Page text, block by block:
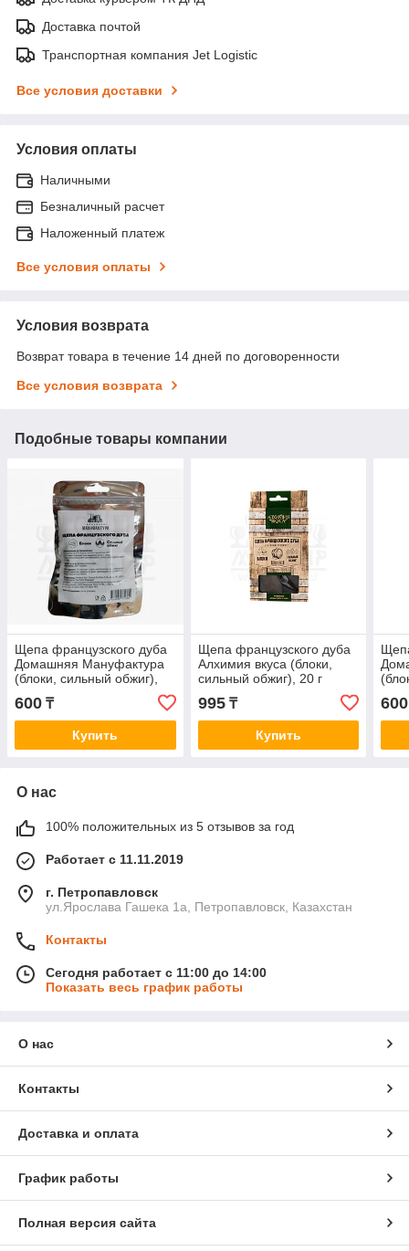
Доставка почтой
Транспортная компания Jet Logistic
Все условия доставки
Условия оплаты
Наличными
Безналичный расчет
Наложенный платеж
Все условия оплаты
Условия возврата
Возврат товара в течение 14 дней по договоренности
Все условия возврата
Подобные товары компании
Щепа французского дуба
Домашняя Мануфактура
(блоки, сильный обжиг),
600 ₸
Купить
Щепа французского дуба
Алхимия вкуса (блоки,
сильный обжиг), 20 г
995₸
Купить
600
О нас
100% положительных из 5 отзывов за год
Работает с 11.11.2019
г. Петропавловск
ул.Ярослава Гашека 1а, Петропавловск, Казахстан
Контакты
Сегодня работает с 11:00 до 14:00
Показать весь график работы
О нас
Контакты
Доставка и оплата
График работы
Полная версия сайта